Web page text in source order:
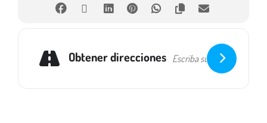
Obtener direcciones